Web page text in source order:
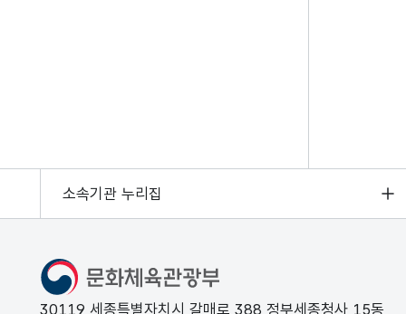
소속기관 누리집
문화체육관광부
30119 세종특별자치시 갈매로 388 정부세종청사 15동